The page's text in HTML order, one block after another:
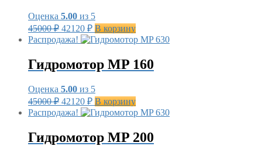
Оценка 5.00 из 5
45000₽ Первоначальная
цена
составляла
42120 ₽Текущая
цена:
В корзину
Распродажа!
Гидромотор MP 160
Оценка 5.00 из 5
45000₽ Первоначальная
цена
составляла
42120 ₽Текущая
цена:
В корзину
Распродажа!
Гидромотор MP 200